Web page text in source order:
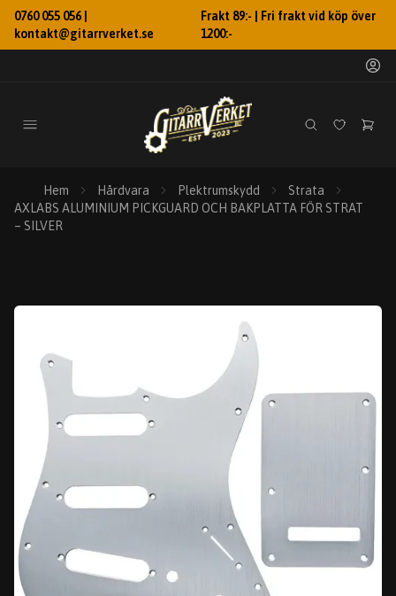
0760 055 056 |
kontakt@gitarrverket.se
Frakt 89:- | Fri frakt vid köp över
1200:-
Hem Hårdvara Plektrumskydd
Strata
AXLABS ALUMINIUM PICKGUARD OCH BAKPLATTA FÖR STRAT
– SILVER